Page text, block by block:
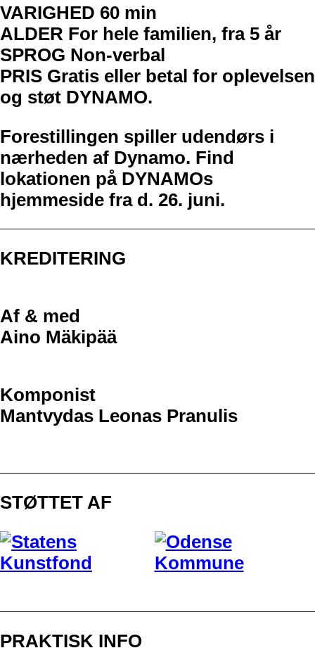
VARIGHED 60 min
ALDER For hele familien, fra 5 år
SPROG Non-verbal
PRIS Gratis eller betal for oplevelsen
og støt DYNAMO.
Forestillingen spiller udendørs i
nærheden af Dynamo. Find
lokationen på DYNAMOs
hjemmeside fra d. 26. juni.
KREDITERING
Af & med
Aino Mäkipää
Komponist
Mantvydas Leonas Pranulis
STØTTET AF
PRAKTISK INFO